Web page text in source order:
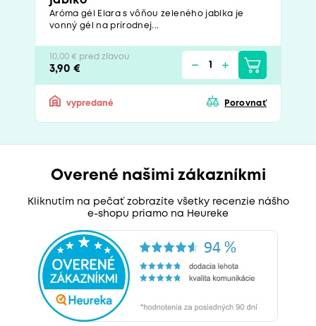
Aróma gél Elara s vôňou zeleného jablka je
vonný gél na prírodnej...
10,00 € pred zľavou
3,90 €
vypredané Porovnať
Overené našimi zákazníkmi
Kliknutím na pečať zobrazíte všetky recenzie nášho
e-shopu priamo na Heureke